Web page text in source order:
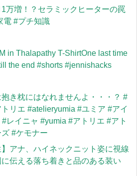
万増！？セラミックヒーターの罠
電 #プチ知識
in Thalapathy T-ShirtOne last time
till the end#shorts #jennishacks
抱き枕にはなれませんよ・・・？ #
リエ #atelieryumia #ユミア #アイ
レイニャ #yumia #アトリエ #アト
#ケモナー
】アナ、ハイネックニット姿に視線
伝える落ち着きと品のある装い